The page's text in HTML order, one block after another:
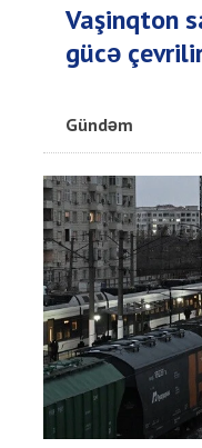
Vaşinqton
gücə
Gündəm